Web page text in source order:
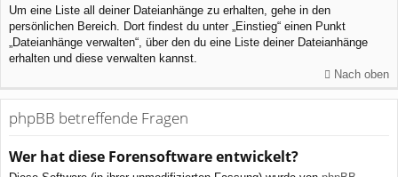
Um eine Liste all deiner Dateianhänge zu erhalten, gehe in den
persönlichen Bereich. Dort findest du unter „Einstieg“ einen Punkt
„Dateianhänge verwalten“, über den du eine Liste deiner Dateianhänge
erhalten und diese verwalten kannst.
Nach oben
phpBB betreffende Fragen
Wer hat diese Forensoftware entwickelt?